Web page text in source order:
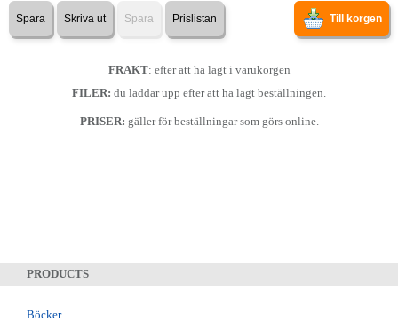
Spara Skriva ut Spara Prislistan Till korgen
FRAKT: efter att ha lagt i varukorgen
FILER: du laddar upp efter att ha lagt beställningen.
PRISER: gäller för beställningar som görs online.
PRODUCTS
Böcker